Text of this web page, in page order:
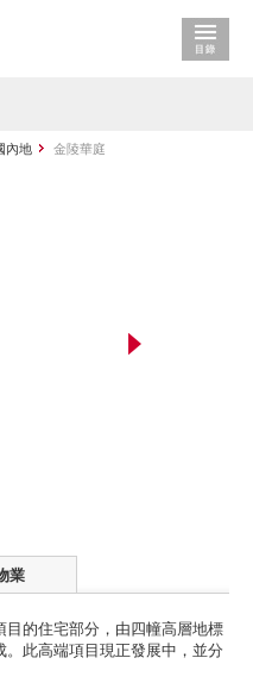
內地 金陵華庭
業
的住宅部分，由四幢高層地標
此高端項目現正發展中，並分